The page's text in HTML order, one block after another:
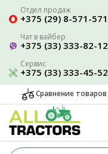
Отдел продаж
+375 (29) 8-571-571
Чат в вайбер
+375 (33) 333-82-12
Сервис
+375 (33) 333-45-52
Сравнение товаров